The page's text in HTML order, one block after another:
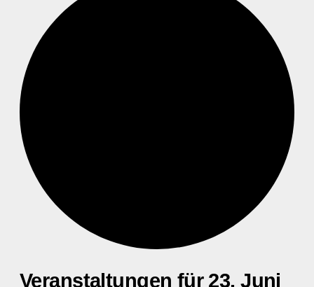
Veranstaltungen für 23. Juni